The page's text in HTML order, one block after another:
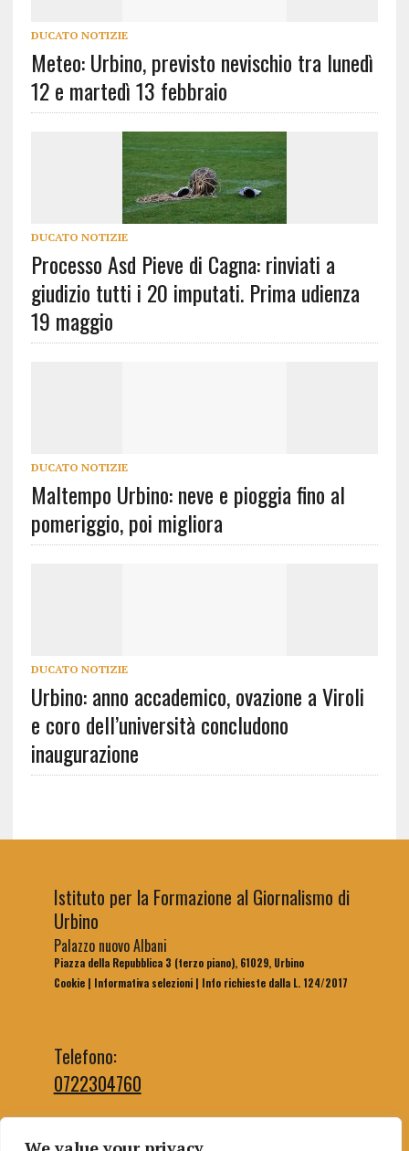
DUCATO NOTIZIE
Meteo: Urbino, previsto nevischio tra lunedì
12 e martedì 13 febbraio
DUCATO NOTIZIE
Processo Asd Pieve di Cagna: rinviati a
giudizio tutti i 20 imputati. Prima udienza
19 maggio
DUCATO NOTIZIE
Maltempo Urbino: neve e pioggia fino al
pomeriggio, poi migliora
DUCATO NOTIZIE
Urbino: anno accademico, ovazione a Viroli
e coro dell’università concludono
inaugurazione
Istituto per la Formazione al Giornalismo di
Urbino
Palazzo nuovo Albani
Piazza della Repubblica 3 (terzo piano), 61029, Urbino
Cookie| Informativa selezioni| Info richieste dalla L. 124/2017
Telefono:
0722304760